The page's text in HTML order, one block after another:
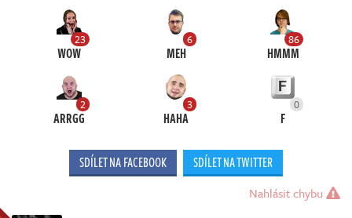
23
WOW
6
MEH
86
HMMM
2
ARRGG
3
HAHA
0
F
SDÍLET NA FACEBOOK SDÍLET NA TWITTER
Nahlásit chybu